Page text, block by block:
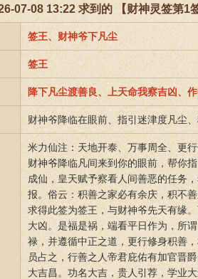
07-08 13:22 求到的 【财神灵签第1
签王、财神爷下凡尘
签王
降下凡尘渡善良、上天命我察吉凶、
财神爷降临在眼前、指引迷津度凡尘
米力仙注：天地开泰、万事周全、更行
财神爷降临凡间来到你的眼前，帮你
成仙，皇天赋予察看人间善恶的任务
报。俗云：积善之家必有余庆，积不
求得此签为签王，与财神爷先天有缘
大凶。是福是祸，端看平日作为，所
禄，并遵循中正之道，更行修身积善
员占之，行善之人帝君庇佑有加官晋
大吉昌。功名大吉，贵人引荐，学业